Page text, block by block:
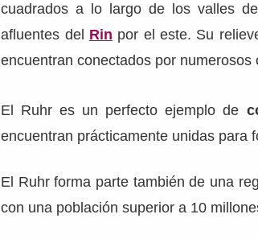
cuadrados a lo largo de los valles
afluentes del Rin por el este. Su
encuentran conectados por numerosos
El Ruhr es un perfecto ejemplo de
encuentran prácticamente unidas para
El Ruhr forma parte también de una
con una población superior a 10